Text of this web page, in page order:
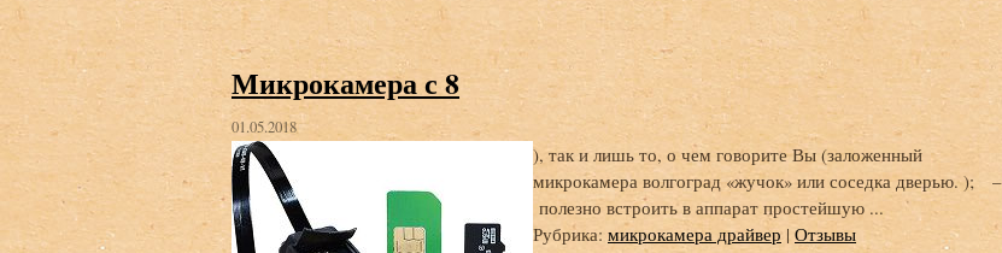
Микрокамера с 8
01.05.2018
), так и лишь то, о чем говорите Вы (заложенный
микрокамера волгоград «жучок» или соседка дверью. ); –
полезно встроить в аппарат простейшую ...
Рубрика: микрокамера драйвер | Отзывы